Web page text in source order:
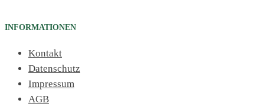
INFORMATIONEN
Kontakt
Datenschutz
Impressum
AGB